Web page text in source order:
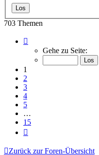
703 Themen
von
Gehe zu Seite:
1
2
3
4
5
…
15
Zurück zur Foren-Übersicht